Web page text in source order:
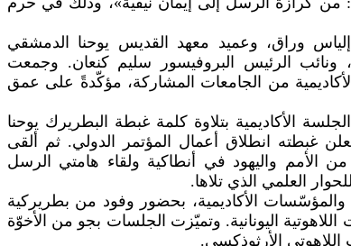
وراق، وعميد معهد القديس يوحنا الدمشقي
ونائب الرئيس البروفيسور سليم كنعان. وجمعت
من الجامعات المشاركة، مؤكّدةً على عمق
الأكاديمية بتلاوة كلمة غبطة البطريرك يوحنا
غبطته انطلاق أعمال المؤتمر الدولي. ثم ألقى
الأمم واليهود في أنطاكية ولقاء هامتي الرسل
العلمي الذي تلاها.
والمؤسّسات الأكاديمية، بحضور وفود من بطريركية
اليونانية. وتميّزت الجلسات بجو من الأخوّة
اللاهوتي الأرثوذكسي.